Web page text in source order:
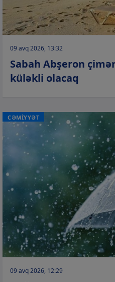
09 avq 2026, 13:32
Sabah Abşeron
küləkli olacaq
CƏMİYYƏT
09 avq 2026, 12:29